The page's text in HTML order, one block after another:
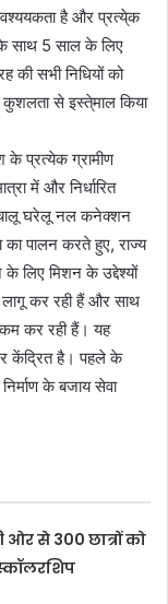
है और प्रत्ये्क
के साथ 5 साल के लिए
की सभी निधियों को
से इस्ते्माल किया
प्रत्येक ग्रामीण
में और निर्धारित
चालू घरेलू नल कनेक्शन
का पालन करते हुए, राज्य
लिए मिशन के उद्देश्यों
कर रही हैं और साथ
कर रही हैं। यह
पर केंद्रित है। पहले के
के बजाय सेवा
से 300 छात्रों को